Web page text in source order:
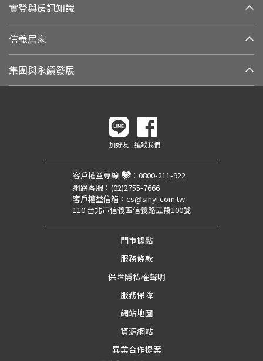
實登與房訊知識
信義居家
集團與永續發展
加好友 追蹤我們
客戶權益專線 ： 0800-211-922
網路客服： (02)2755-7666
客戶權益信箱： cs@sinyi.com.tw
110 台北市信義區信義路五段100號
門市據點
服務條款
保障隱私權聲明
服務保障
網站地圖
資源網站
異業合作提案